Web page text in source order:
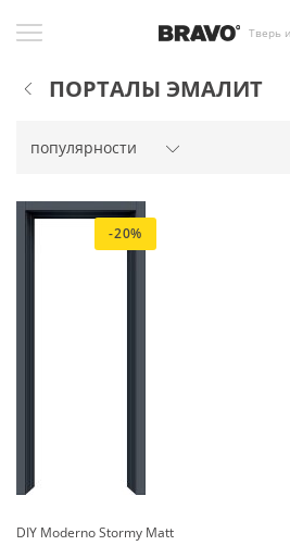
Тверь
ПОРТАЛЫ ЭМАЛИТ
-20%
DIY Moderno Stormy Matt